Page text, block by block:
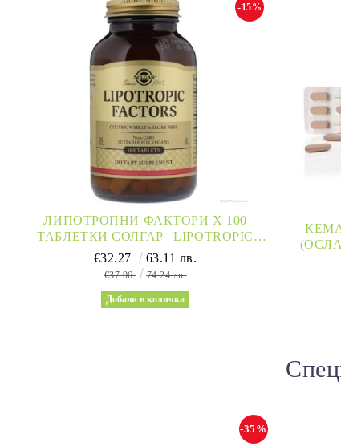
ЛИПОТРОПНИ ФАКТОРИ Х 100
ТАБЛЕТКИ СОЛГАР | LIPOTROPIC
FACTORS SOLGAR
-15%
€32.27 63.11 лв.
€37.96 74.24 лв.
-35%